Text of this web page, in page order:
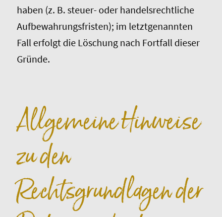
haben (z. B. steuer- oder handelsrechtliche
Aufbewahrungsfristen); im letztgenannten
Fall erfolgt die Löschung nach Fortfall dieser
Gründe.
Allgemeine Hinweise
zu den
Rechtsgrundlagen der